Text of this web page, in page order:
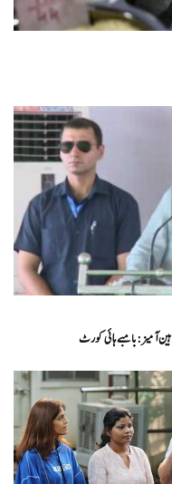
آمیز:بامبے ہائی کورٹ